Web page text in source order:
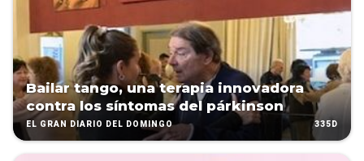
Bailar tango, una terapia innovadora
contra los síntomas del párkinson
EL GRAN DIARIO DEL DOMINGO 335D